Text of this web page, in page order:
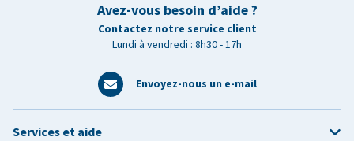
Avez-vous besoin d’aide ?
Contactez notre service client
Lundi à vendredi : 8h30 - 17h
Envoyez-nous un e-mail
Services et aide